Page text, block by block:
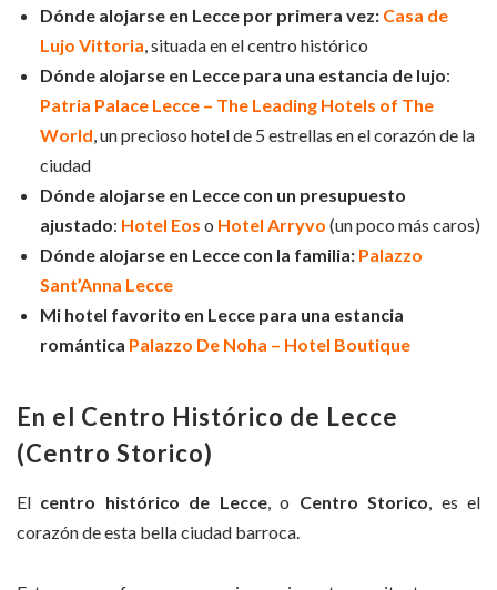
Dónde alojarse en Lecce por primera vez: Casa de
Lujo Vittoria, situada en el centro histórico
Dónde alojarse en Lecce para una estancia de lujo:
Patria Palace Lecce – The Leading Hotels of The
World, un precioso hotel de 5 estrellas en el corazón de la
ciudad
Dónde alojarse en Lecce con un presupuesto
ajustado: Hotel Eos o Hotel Arryvo (un poco más caros)
Dónde alojarse en Lecce con la familia: Palazzo
Sant’Anna Lecce
Mi hotel favorito en Lecce para una estancia
romántica Palazzo De Noha – Hotel Boutique
En el Centro Histórico de Lecce
(Centro Storico)
El centro histórico de Lecce, o Centro Storico, es el
corazón de esta bella ciudad barroca.